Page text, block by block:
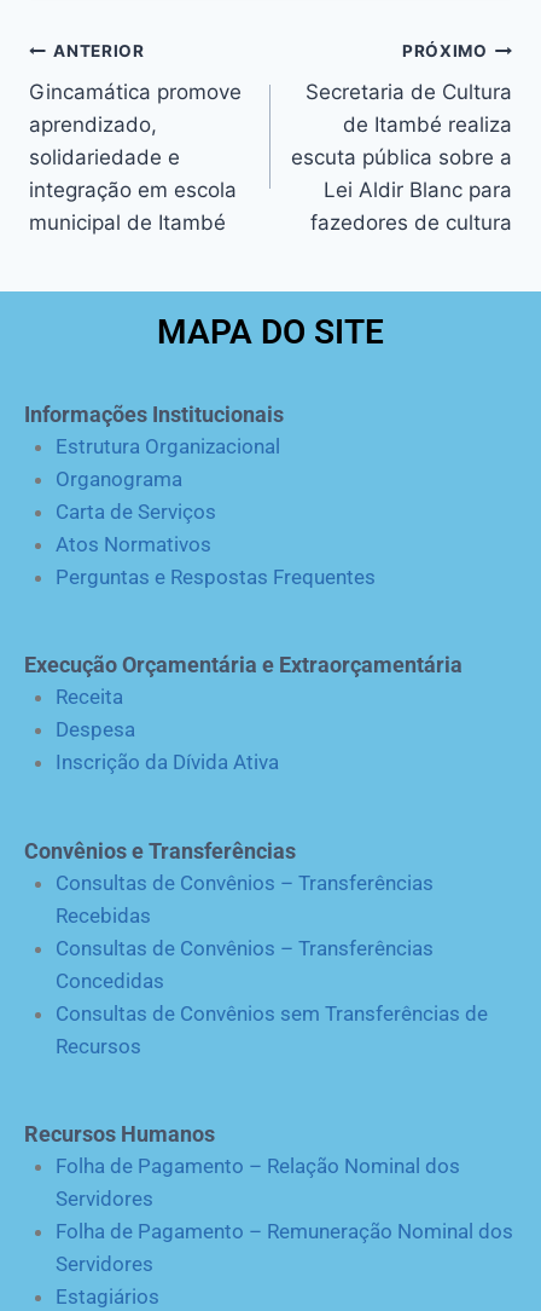
ANTERIOR
Gincamática promove
aprendizado,
solidariedade e
integração em escola
municipal de Itambé
PRÓXIMO
Secretaria de Cultura
de Itambé realiza
escuta pública sobre a
Lei Aldir Blanc para
fazedores de cultura
MAPA DO SITE
Informações Institucionais
Estrutura Organizacional
Organograma
Carta de Serviços
Atos Normativos
Perguntas e Respostas Frequentes
Execução Orçamentária e Extraorçamentária
Receita
Despesa
Inscrição da Dívida Ativa
Convênios e Transferências
Consultas de Convênios – Transferências
Recebidas
Consultas de Convênios – Transferências
Concedidas
Consultas de Convênios sem Transferências de
Recursos
Recursos Humanos
Folha de Pagamento – Relação Nominal dos
Servidores
Folha de Pagamento – Remuneração Nominal dos
Servidores
Estagiários